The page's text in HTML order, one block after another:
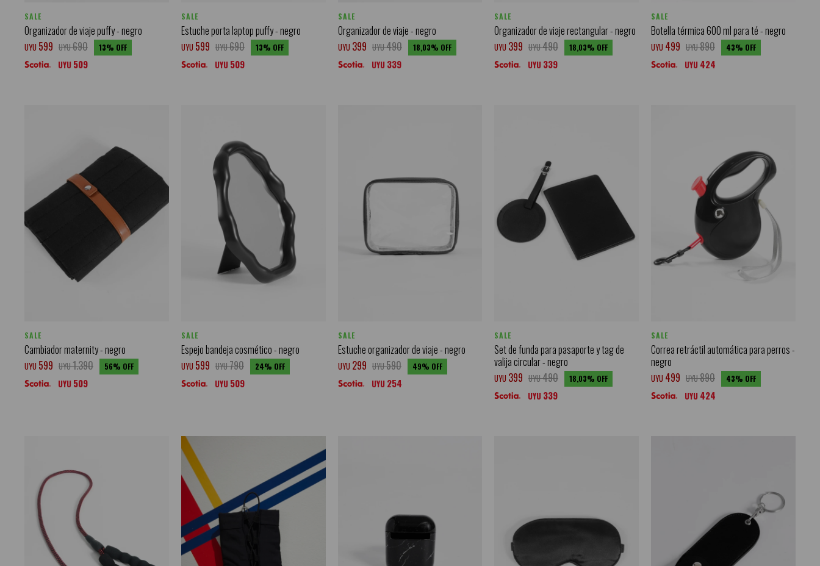
SALE
Organizador de viaje puffy - negro
UYU 599 UYU690 13
UYU 509
SALE
Estuche porta laptop puffy - negro
UYU 599 UYU690 13
UYU 509
SALE
Organizador de viaje - negro
UYU 399 UYU490 18,03
UYU 339
SALE
Organizador de viaje rectangular - negro
UYU 399 UYU490 18,03
UYU 339
SALE
Botella térmica 600 ml para té - negro
UYU 499 UYU890 43
UYU 424
SALE
Cambiador maternity - negro
UYU 599 UYU1.390 56
UYU 509
SALE
Espejo bandeja cosmético - negro
UYU 599 UYU790 24
UYU 509
SALE
Estuche organizador de viaje - negro
UYU 299 UYU590 49
UYU 254
SALE
Set de funda para pasaporte y tag de
valija circular - negro
UYU 399 UYU490 18,03
UYU 339
SALE
Correa retráctil automática para perros -
negro
UYU 499 UYU890 43
UYU 424